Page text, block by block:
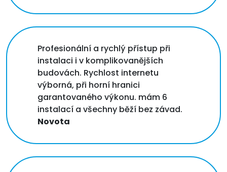
Profesionální a rychlý přístup při
instalaci i v komplikovanějších
budovách. Rychlost internetu
výborná, při horní hranici
garantovaného výkonu. mám 6
instalací a všechny běží bez závad.
Novota